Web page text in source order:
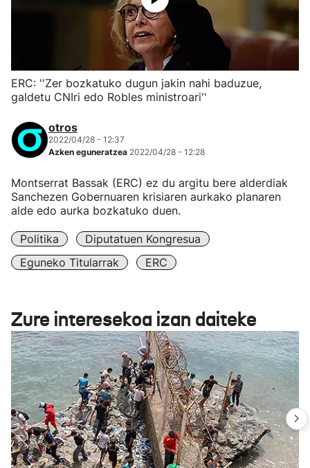
ERC: ''Zer bozkatuko dugun jakin nahi baduzue,
galdetu CNIri edo Robles ministroari''
otros
2022/04/28 - 12:37
Azken eguneratzea 2022/04/28 - 12:28
Montserrat Bassak (ERC) ez du argitu bere alderdiak
Sanchezen Gobernuaren krisiaren aurkako planaren
alde edo aurka bozkatuko duen.
Politika
Diputatuen Kongresua
Eguneko Titularrak
ERC
Zure interesekoa izan daiteke